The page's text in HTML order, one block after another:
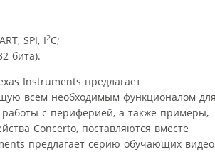
SPI, I2C;
бита).
Instruments предлагает
всем необходимым функционалом для
с периферией, а также примеры,
Concerto, поставляются вместе
предлагает серию обучающих